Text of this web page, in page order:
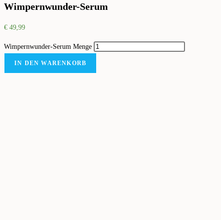
Wimpernwunder-Serum
€ 49,99
Wimpernwunder-Serum Menge
IN DEN WARENKORB